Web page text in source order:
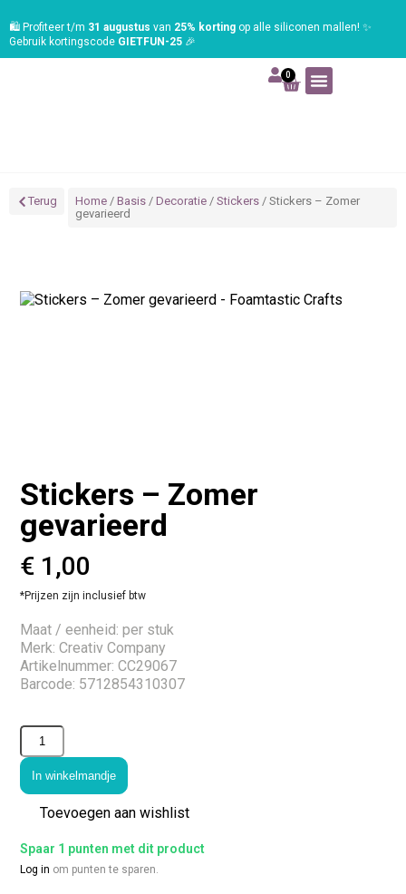
🛍️ Profiteer t/m 31 augustus van 25% korting op alle siliconen mallen! ✨
Gebruik kortingscode GIETFUN-25 🎉
0
Terug Home / Basis / Decoratie / Stickers / Stickers – Zomer
gevarieerd
Stickers – Zomer
gevarieerd
€ 1,00
*Prijzen zijn inclusief btw
Maat / eenheid: per stuk
Merk: Creativ Company
Artikelnummer: CC29067
Barcode: 5712854310307
In winkelmandje
Toevoegen aan wishlist
Spaar 1 punten met dit product
Log in om punten te sparen.